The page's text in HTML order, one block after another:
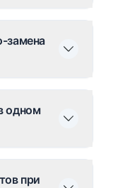
замена
одном
при